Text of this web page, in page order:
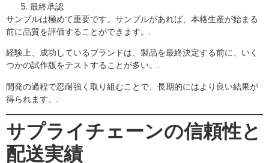
最終承認
サンプルは極めて重要です。サンプルがあれば、本格生産が始まる
前に品質を評価することができます。.
経験上、成功しているブランドは、製品を最終決定する前に、いく
つかの試作版をテストすることが多い。.
開発の過程で忍耐強く取り組むことで、長期的にはより良い結果が
得られます。.
サプライチェーンの信頼性と
配送実績